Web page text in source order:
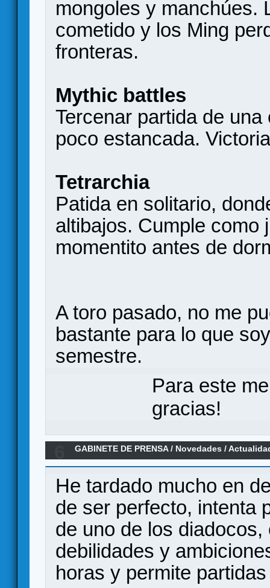
mongoles y manchúes.
cometido y los Ming
fronteras.
Mythic battles
Tercenar partida de
poco estancada.
Tetrarchia
Patida en solitario,
altibajos. Cumple como
momentito antes de
A toro pasado, no me
bastante para lo que
semestre.
Para este
gracias!
GABINETE DE PRENSA/ Novedades /
He tardado mucho en
de ser perfecto, intenta
de uno de los
debilidades y
horas y permite